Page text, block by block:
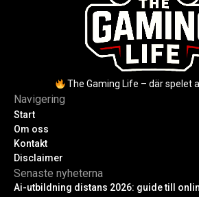
The Gaming Life – där spelet
Navigering
Start
Om oss
Kontakt
Disclaimer
Senaste nyheterna
Ai-utbildning distans 2026: guide till